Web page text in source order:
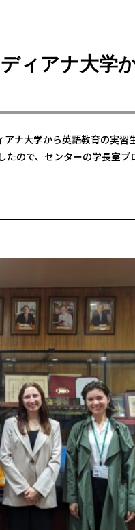
ィアナ大学
ナ大学から英語教育の実習
たので、センターの学長室ブ